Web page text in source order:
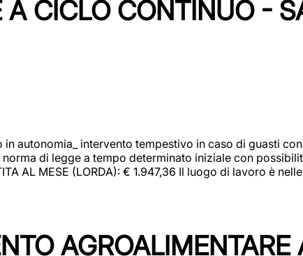
CICLO CONTINUO -
autonomia_ intervento tempestivo in caso di guasti
di legge a tempo determinato iniziale con
AL MESE (LORDA): € 1.947,36 Il luogo di lavoro è